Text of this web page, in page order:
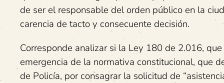
de ser el responsable del orden público en la
carencia de tacto y consecuente decisión.
Corresponde analizar si la Ley 180 de 2.016,
emergencia de la normativa constitucional, que
de Policía, por consagrar la solicitud de